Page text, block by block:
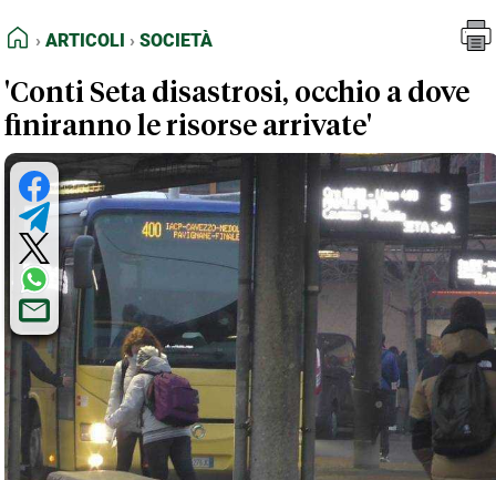
FEED RSS
NORMATIVE DEONTOLOGICHE
TERMINI e CONDIZIONI
HOME
ARTICOLI SOCIETÀ
'Conti Seta disastrosi, occhio a dove
finiranno le risorse arrivate'